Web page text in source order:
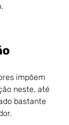
impõem
neste, até
bastante